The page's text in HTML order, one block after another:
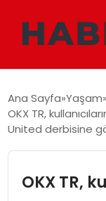
DÜNYA
Ana Sayfa Yaşam
OKX TR,
United derbisine
OKX TR,